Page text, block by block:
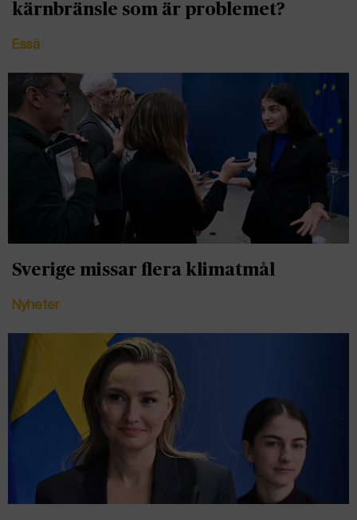
kärnbränsle som är problemet?
Essä
Sverige missar flera klimatmål
Nyheter